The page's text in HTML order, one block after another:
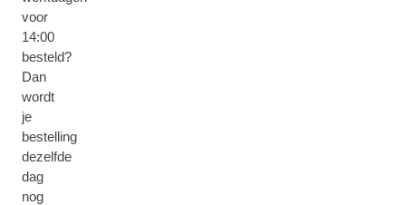
voor
14:00
besteld?
Dan
wordt
je
bestelling
dezelfde
dag
nog